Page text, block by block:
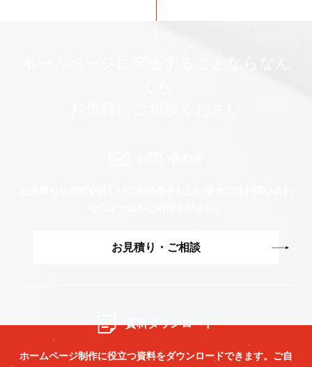
お見積り・ご相談
資料ダウンロード
ホームページ制作に役立つ資料をダウンロードできます。 ご自